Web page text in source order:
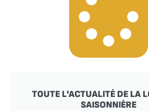
TOUTE L'ACTUALITÉ DE LA
SAISONNIÈRE